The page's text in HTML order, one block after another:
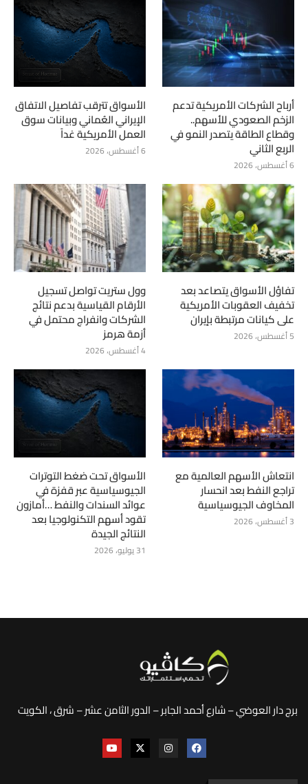
أرباح الشركات الأمريكية تدعم
الزخم الصعودي للأسهم..
وقطاع الطاقة يتصدر النمو في
الربع الثاني
6 أغسطس، 2026
الأسواق تترقب تفاصيل الاتفاق
الإيراني العُماني وبيانات سوق
العمل الأمريكية غداً
6 أغسطس، 2026
تفاؤل الأسواق يتصاعد بعد
تخفيف العقوبات الأمريكية
على كيانات مرتبطة بإيران
5 أغسطس، 2026
وول ستريت تواصل تسجيل
الأرقام القياسية بدعم نتائج
الشركات وانفراج محتمل في
أزمة هرمز
4 أغسطس، 2026
انتعاش الأسهم العالمية مع
تراجع النفط بعد انحسار
المخاوف الجيوسياسية
3 أغسطس، 2026
الأسواق تحت ضغط التوترات
الجيوسياسية عبر قفزة في
عوائد السندات والنفط …أمازون
تقود أسهم التكنولوجيا بعد
النتائج الجيدة
31 يوليو، 2026
برج دار العوضي – شارع أحمد الجابر – الدور الثامن عشر – شرق ، الكويت